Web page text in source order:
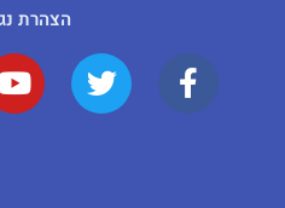
הצהרת